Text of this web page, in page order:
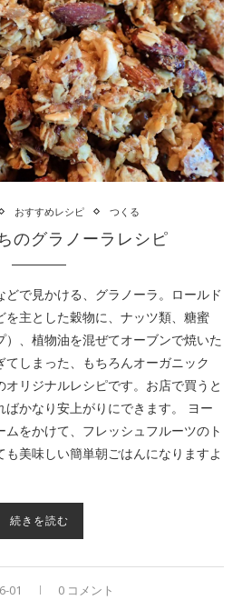
おすすめレシピ つくる
のグラノーラレシピ
で見かける、グラノーラ。ロールド
を主とした穀物に、ナッツ類、糖蜜
）、植物油を混ぜてオーブンで焼いた
てしまった、もちろんオーガニック
リジナルレシピです。お店で買うと
ばかなり安上がりにできます。 ヨー
をかけて、フレッシュフルーツのト
美味しい簡単朝ごはんになりますよ
続きを読む
01 0 コメント